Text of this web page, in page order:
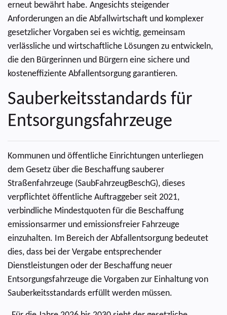
erneut bewährt habe. Angesichts steigender
Anforderungen an die Abfallwirtschaft und komplexer
gesetzlicher Vorgaben sei es wichtig, gemeinsam
verlässliche und wirtschaftliche Lösungen zu entwickeln,
die den Bürgerinnen und Bürgern eine sichere und
kosteneffiziente Abfallentsorgung garantieren.
Sauberkeitsstandards für
Entsorgungsfahrzeuge
Kommunen und öffentliche Einrichtungen unterliegen
dem Gesetz über die Beschaffung sauberer
Straßenfahrzeuge (SaubFahrzeugBeschG), dieses
verpflichtet öffentliche Auftraggeber seit 2021,
verbindliche Mindestquoten für die Beschaffung
emissionsarmer und emissionsfreier Fahrzeuge
einzuhalten. Im Bereich der Abfallentsorgung bedeutet
dies, dass bei der Vergabe entsprechender
Dienstleistungen oder der Beschaffung neuer
Entsorgungsfahrzeuge die Vorgaben zur Einhaltung von
Sauberkeitsstandards erfüllt werden müssen.